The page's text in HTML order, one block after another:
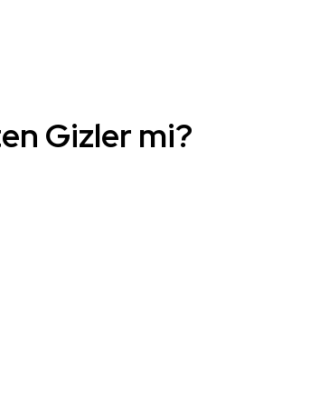
Gizler mi?